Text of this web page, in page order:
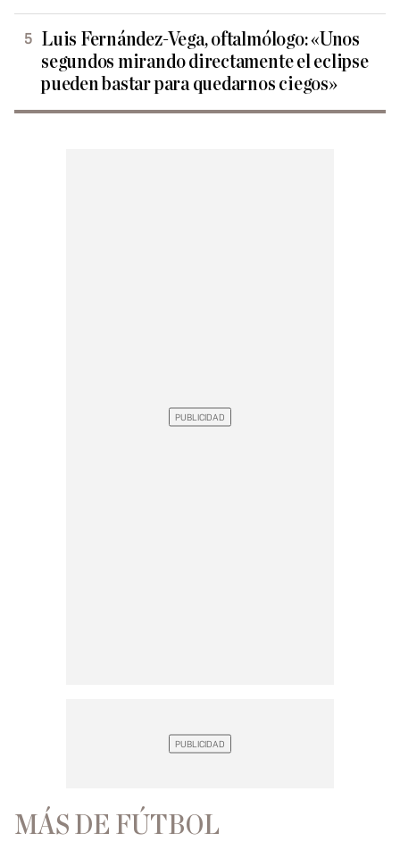
Luis Fernández-Vega, oftalmólogo: «Unos
segundos mirando directamente el eclipse
pueden bastar para quedarnos ciegos»
MÁS DE FÚTBOL